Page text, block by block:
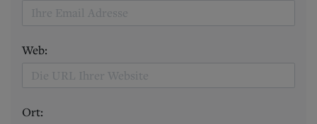
Web:
Ort: